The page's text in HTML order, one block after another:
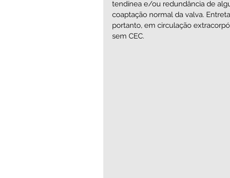
tendínea e/ou redundância de
coaptação normal da valva.
portanto, em circulação
sem CEC.